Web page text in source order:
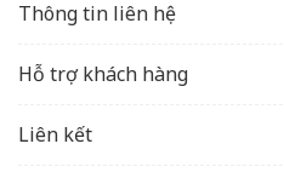
Thông tin liên hệ
Hỗ trợ khách hàng
Liên kết